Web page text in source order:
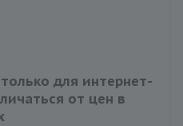
для интернет-
от цен в